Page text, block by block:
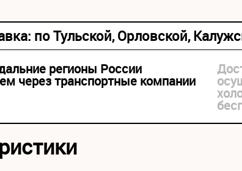
по Тульской, Орловской,
регионы России
через транспортные компании